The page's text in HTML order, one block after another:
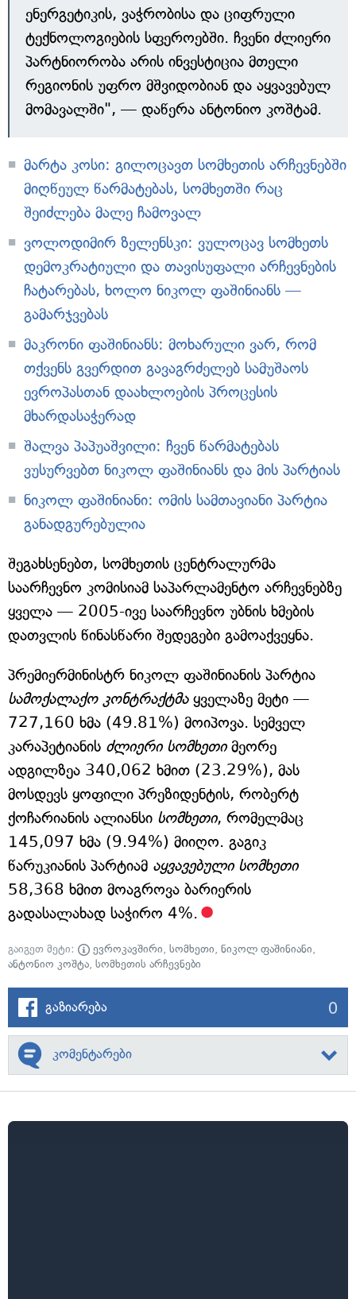
ენერგეტიკის, ვაჭრობისა და ციფრული
ტექნოლოგიების სფეროებში. ჩვენი ძლიერი
პარტნიორობა არის ინვესტიცია მთელი
რეგიონის უფრო მშვიდობიან და აყვავებულ
მომავალში", — დაწერა ანტონიო კოშტამ.
მარტა კოსი: გილოცავთ სომხეთის არჩევნებში
მიღწეულ წარმატებას, სომხეთში რაც
შეიძლება მალე ჩამოვალ
ვოლოდიმირ ზელენსკი: ვულოცავ სომხეთს
დემოკრატიული და თავისუფალი არჩევნების
ჩატარებას, ხოლო ნიკოლ ფაშინიანს —
გამარჯვებას
მაკრონი ფაშინიანს: მოხარული ვარ, რომ
თქვენს გვერდით გავაგრძელებ სამუშაოს
ევროპასთან დაახლოების პროცესის
მხარდასაჭერად
შალვა პაპუაშვილი: ჩვენ წარმატებას
ვუსურვებთ ნიკოლ ფაშინიანს და მის პარტიას
ნიკოლ ფაშინიანი: ომის სამთავიანი პარტია
განადგურებულია
შეგახსენებთ, სომხეთის ცენტრალურმა
საარჩევნო კომისიამ საპარლამენტო არჩევნებზე
ყველა — 2005-ივე საარჩევნო უბნის ხმების
დათვლის წინასწარი შედეგები გამოაქვეყნა.
პრემიერმინისტრ ნიკოლ ფაშინიანის პარტია
სამოქალაქო კონტრაქტმაყველაზე მეტი —
727,160 ხმა (49.81%) მოიპოვა. სემველ
კარაპეტიანის ძლიერი სომხეთიმეორე
ადგილზეა 340,062 ხმით (23.29%), მას
მოსდევს ყოფილი პრეზიდენტის, რობერტ
ქოჩარიანის ალიანსი სომხეთი, რომელმაც
145,097 ხმა (9.94%) მიიღო. გაგიკ
წარუკიანის პარტიამ აყვავებული სომხეთი
58,368 ხმით მოაგროვა ბარიერის
გადასალახად საჭირო 4%.
გაიგეთ მეტი: ევროკავშირი, სომხეთი, ნიკოლ ფაშინიანი,
ანტონიო კოშტა, სომხეთის არჩევნები
გაზიარება 0
კომენტარები